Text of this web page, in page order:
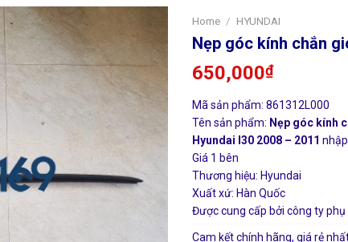
Home / HYUNDAI
Nẹp góc kính chắn
650,000₫
Mã sản phẩm: 861312L000
Tên sản phẩm: Nẹp góc kính
Hyundai I30 2008 – 2011
Giá 1 bên
Thương hiệu: Hyundai
Xuất xứ: Hàn Quốc
Được cung cấp bởi công ty
Cam kết chính hãng, giá rẻ